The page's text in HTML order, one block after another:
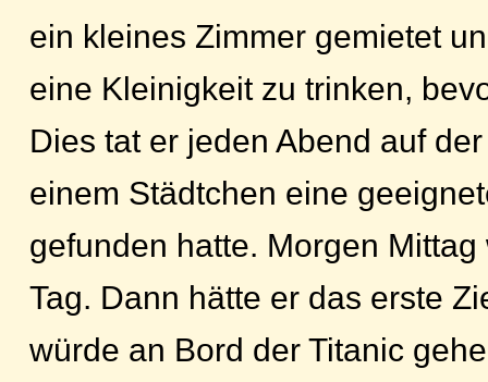
ein kleines Zimmer gemietet
eine Kleinigkeit zu trinken,
Dies tat er jeden Abend auf
einem Städtchen eine
gefunden hatte. Morgen
Tag. Dann hätte er das erste
würde an Bord der Titanic